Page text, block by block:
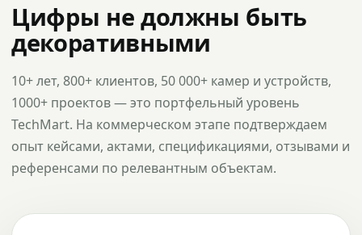
Цифры не должны быть
декоративными
10+ лет, 800+ клиентов, 50 000+ камер и устройств,
1000+ проектов — это портфельный уровень
TechMart. На коммерческом этапе подтверждаем
опыт кейсами, актами, спецификациями, отзывами и
референсами по релевантным объектам.